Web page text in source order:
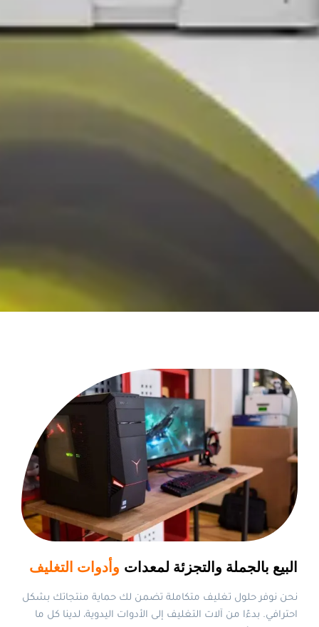
البيع بالجملة والتجزئة لمعدات وأدوات التغليف
نحن نوفر حلول تغليف متكاملة تضمن لك حماية منتجاتك بشكل
احترافي. بدءًا من آلات التغليف إلى الأدوات اليدوية، لدينا كل ما